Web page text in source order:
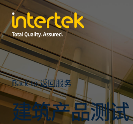
Back to 返回服务
建筑产品测试